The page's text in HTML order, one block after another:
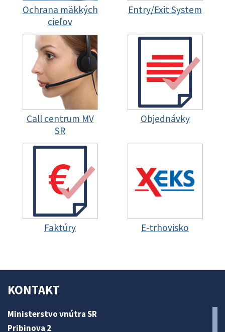
Ochrana mäkkých
cieľov
Entry/Exit System
Call centrum MV
SR
Objednávky
Faktúry E-trhovisko
KONTAKT
Ministerstvo vnútra SR
Pribinova 2